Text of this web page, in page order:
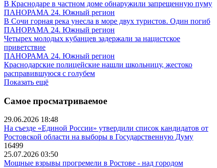
В Краснодаре в частном доме обнаружили запрещенную пуму
ПАНОРАМА 24. Южный регион
В Сочи горная река унесла в море двух туристов. Один погиб
ПАНОРАМА 24. Южный регион
Четырех молодых кубанцев задержали за нацистское
приветствие
ПАНОРАМА 24. Южный регион
Краснодарские полицейские нашли школьницу, жестоко
расправившуюся с голубем
Показать ещё
Самое просматриваемое
29.06.2026 18:48
На съезде «Единой России» утвердили список кандидатов от
Ростовской области на выборы в Государственную Думу
16499
25.07.2026 03:50
Мощные взрывы прогремели в Ростове - над городом